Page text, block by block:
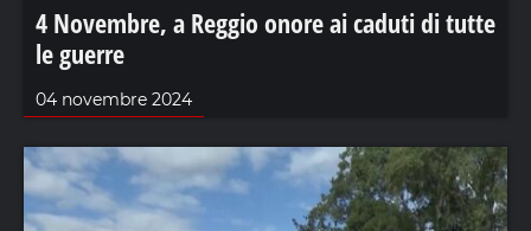
4 Novembre, a Reggio onore ai caduti di tutte
le guerre
04 novembre 2024